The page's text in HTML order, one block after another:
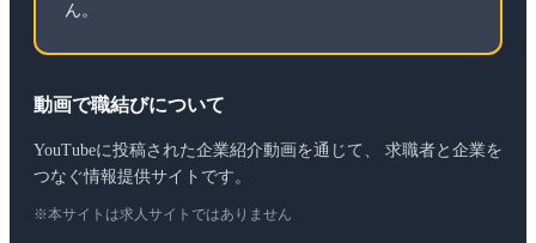
ん。
動画で職結びについて
YouTubeに投稿された企業紹介動画を通じて、 求職者と企業を
つなぐ情報提供サイトです。
※本サイトは求人サイトではありません